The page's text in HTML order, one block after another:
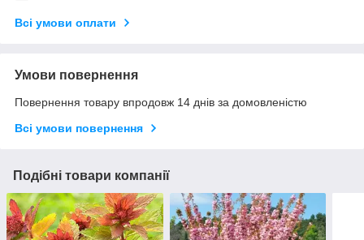
Всі умови оплати
Умови повернення
Повернення товару впродовж 14 днів за домовленістю
Всі умови повернення
Подібні товари компанії